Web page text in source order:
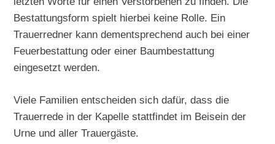
Bestattungsform spielt hierbei keine Rolle. Ein
Trauerredner kann dementsprechend auch bei einer
Feuerbestattung oder einer Baumbestattung
eingesetzt werden.
Viele Familien entscheiden sich dafür, dass die
Trauerrede in der Kapelle stattfindet im Beisein der
Urne und aller Trauergäste.